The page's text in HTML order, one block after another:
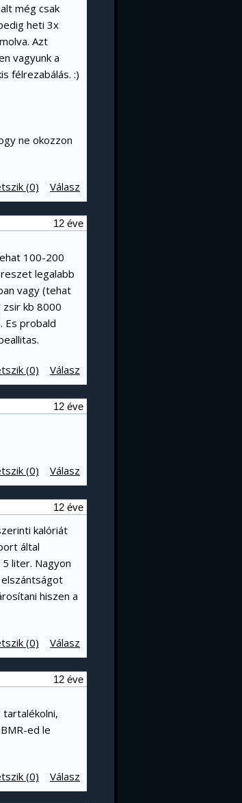
még csak
heti 3x
Azt
vagyunk a
félrezabálás. :)
ne okozzon
Válasz
(0)
12 éve
100-200
legalabb
vagy (tehat
zsir kb 8000
Es probald
Válasz
(0)
12 éve
Válasz
(0)
12 éve
kalóriát
által
liter. Nagyon
hiszen a
Válasz
(0)
12 éve
ed le
Válasz
(0)